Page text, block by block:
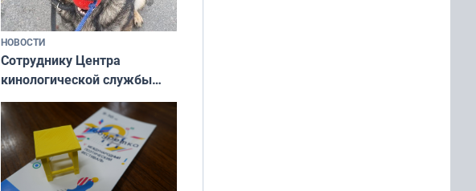
НОВОСТИ
Сотруднику Центра
кинологической службы
ищут новый дом